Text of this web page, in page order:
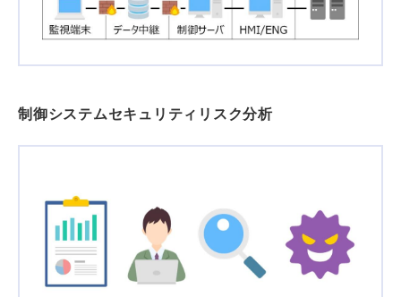
制御システムセキュリティリスク分析